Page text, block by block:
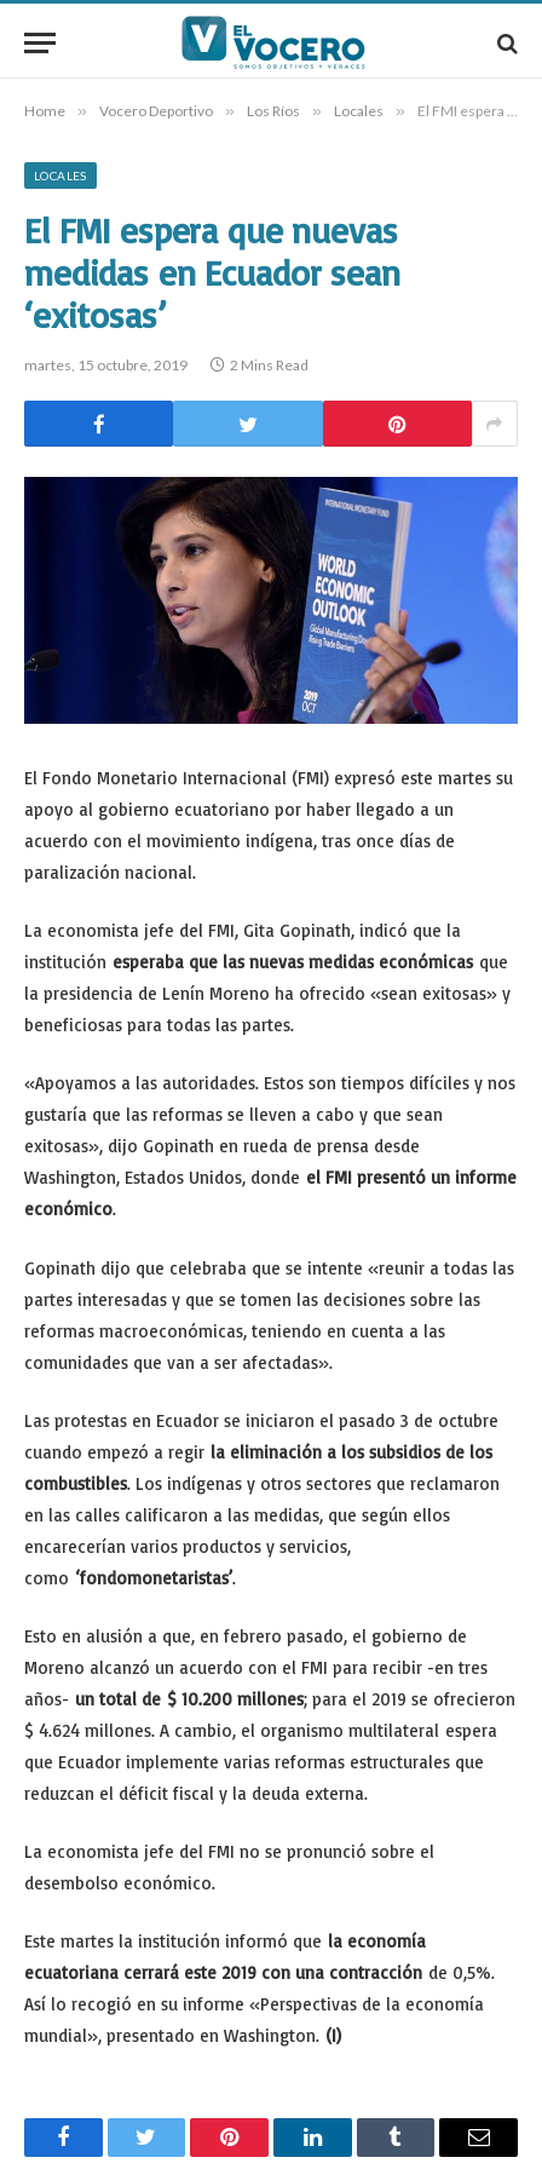
Home » Vocero Deportivo » Los Ríos » Locales » El FMI espera que nuevas medidas en Ecuador sean ‘exitosas’
LOCALES
El FMI espera que nuevas
medidas en Ecuador sean
‘exitosas’
martes, 15 octubre, 2019 2 Mins Read
El Fondo Monetario Internacional (FMI) expresó este martes su
apoyo al gobierno ecuatoriano por haber llegado a un
acuerdo con el movimiento indígena, tras once días de
paralización nacional.
La economista jefe del FMI, Gita Gopinath, indicó que la
institución esperaba que las nuevas medidas económicas que
la presidencia de Lenín Moreno ha ofrecido «sean exitosas» y
beneficiosas para todas las partes.
«Apoyamos a las autoridades. Estos son tiempos difíciles y nos
gustaría que las reformas se lleven a cabo y que sean
exitosas», dijo Gopinath en rueda de prensa desde
Washington, Estados Unidos, donde el FMI presentó un informe
económico.
Gopinath dijo que celebraba que se intente «reunir a todas las
partes interesadas y que se tomen las decisiones sobre las
reformas macroeconómicas, teniendo en cuenta a las
comunidades que van a ser afectadas».
Las protestas en Ecuador se iniciaron el pasado 3 de octubre
cuando empezó a regir la eliminación a los subsidios de los
combustibles. Los indígenas y otros sectores que reclamaron
en las calles calificaron a las medidas, que según ellos
encarecerían varios productos y servicios,
como ‘fondomonetaristas’.
Esto en alusión a que, en febrero pasado, el gobierno de
Moreno alcanzó un acuerdo con el FMI para recibir -en tres
años- un total de $ 10.200 millones; para el 2019 se ofrecieron
$ 4.624 millones. A cambio, el organismo multilateral espera
que Ecuador implemente varias reformas estructurales que
reduzcan el déficit fiscal y la deuda externa.
La economista jefe del FMI no se pronunció sobre el
desembolso económico.
Este martes la institución informó que la economía
ecuatoriana cerrará este 2019 con una contracción de 0,5%.
Así lo recogió en su informe «Perspectivas de la economía
mundial», presentado en Washington. (I)
FacebookTwitter Pinterest LinkedInTumblr Email